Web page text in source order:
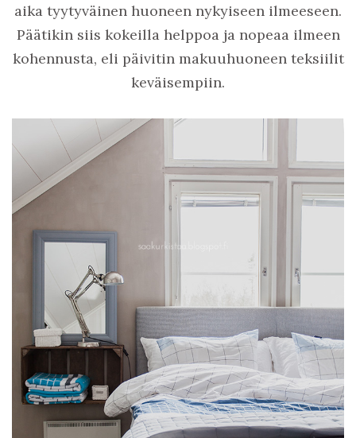
aika tyytyväinen huoneen nykyiseen ilmeeseen.
Päätikin siis kokeilla helppoa ja nopeaa ilmeen
kohennusta, eli päivitin makuuhuoneen teksiilit
keväisempiin.